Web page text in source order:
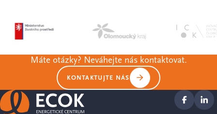
Máte otázky? Neváhejte nás kontaktovat.
KONTAKTUJTE NÁS